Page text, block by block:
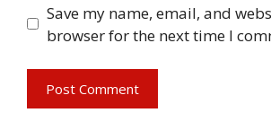
Save my name, email, and
browser for the next time I